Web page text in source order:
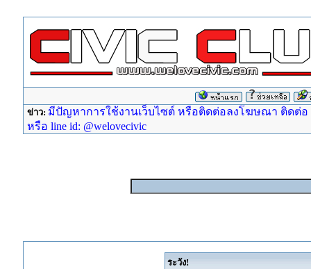
ข่าว: มีปัญหาการใช้งานเว็บไซต์ หรือติดต่อลงโฆษณา ติดต่อ
หรือ line id: @welovecivic
ระวัง!